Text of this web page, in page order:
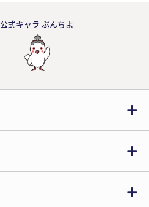
公式キャラ ぶんちよ